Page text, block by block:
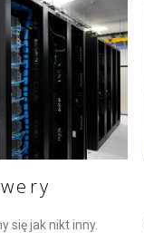
się jak nikt inny.